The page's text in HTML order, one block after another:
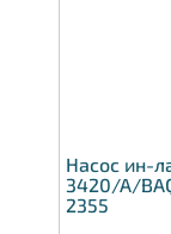
Насос ин-
3420/A/
2355